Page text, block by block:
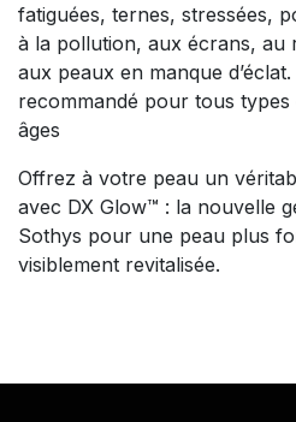
fatiguées, ternes, stressées,
à la pollution, aux écrans, au
aux peaux en manque
recommandé pour tous
âges
Offrez à votre peau un
avec DX Glow™ : la nouvelle
Sothys pour une peau plus
visiblement revitalisée.